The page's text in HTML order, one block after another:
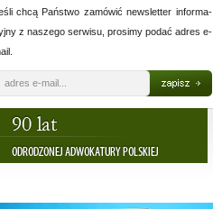
chcą Państwo zamówić newsletter informa-
z naszego serwisu, prosimy podać adres e-